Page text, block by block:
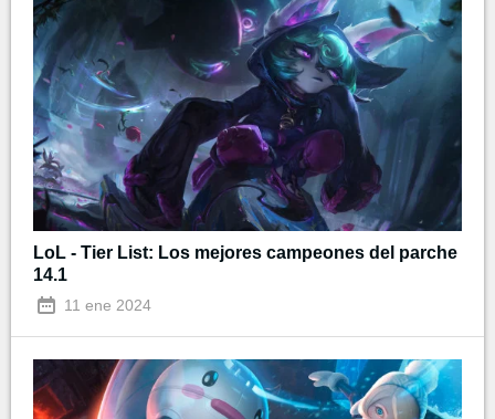
LoL - Tier List: Los mejores campeones del parche
14.1
11 ene 2024